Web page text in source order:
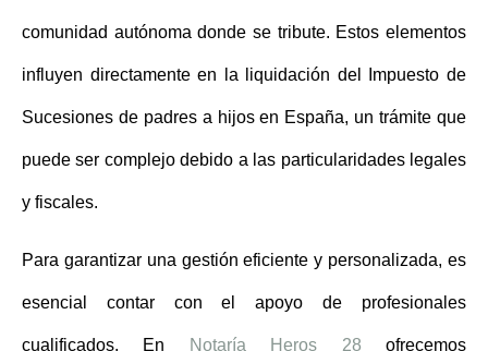
comunidad autónoma donde se tribute. Estos elementos
influyen directamente en la liquidación del Impuesto de
Sucesiones de padres a hijos en España, un trámite que
puede ser complejo debido a las particularidades legales
y fiscales.
Para garantizar una gestión eficiente y personalizada, es
esencial contar con el apoyo de profesionales
cualificados. En Notaría Heros 28 ofrecemos